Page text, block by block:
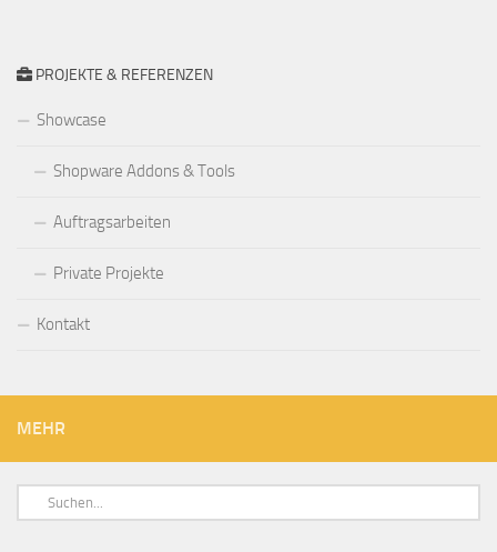
PROJEKTE & REFERENZEN
Showcase
Shopware Addons & Tools
Auftragsarbeiten
Private Projekte
Kontakt
MEHR